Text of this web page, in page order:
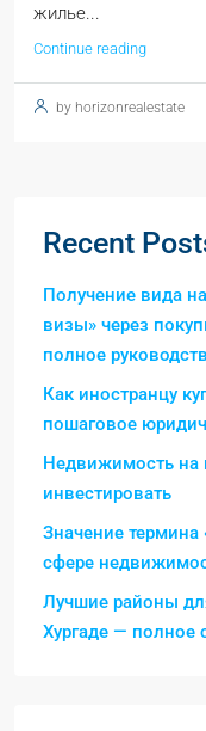
жилье...
Continue reading
by horizonrealestate
Recent
Получение вида
визы» через
полное
Как иностранцу
пошаговое
Недвижимость на
инвестировать
Значение термина
сфере
Лучшие районы
Хургаде — полное